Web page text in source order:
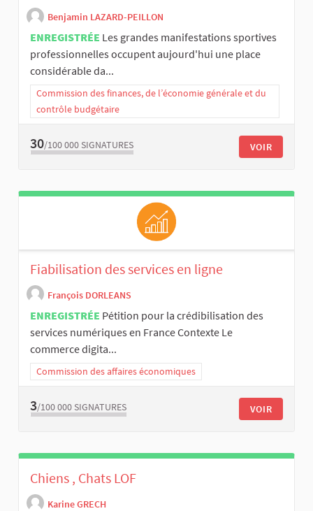
Benjamin LAZARD-PEILLON
ENREGISTRÉE Les grandes manifestations sportives
professionnelles occupent aujourd'hui une place
considérable da...
Commission des finances, de l’économie générale et du
contrôle budgétaire
30/100 000 SIGNATURES VOIR
Fiabilisation des services en ligne
François DORLEANS
ENREGISTRÉE Pétition pour la crédibilisation des
services numériques en France Contexte Le
commerce digita...
Commission des affaires économiques
3/100 000 SIGNATURES VOIR
Chiens , Chats LOF
Karine GRECH